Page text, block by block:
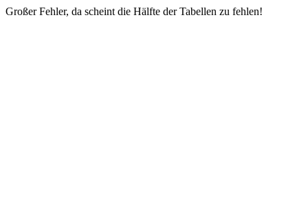
Großer Fehler, da scheint die Hälfte der Tabellen zu fehlen!